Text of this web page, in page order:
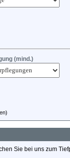
(mind.)
Sie bei uns zum